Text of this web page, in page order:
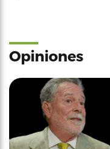
Opiniones